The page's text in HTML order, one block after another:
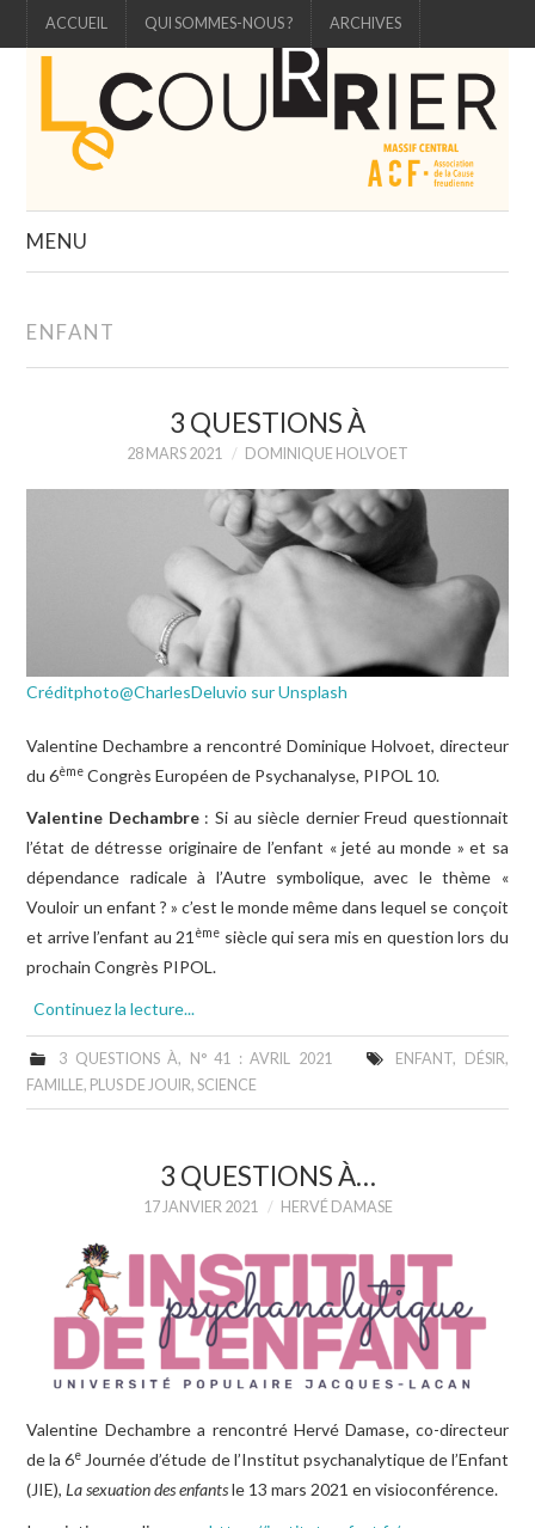
ACCUEIL QUI SOMMES-NOUS ? ARCHIVES
MENU
ÉTUDE
3 QUESTIONS À
LIRE, ÉCOUTER, VOIR
ÉCHOS DES ACTIVITÉS
ENFANT
3 QUESTIONS À
28 MARS 2021 DOMINIQUE HOLVOET
Créditphoto@CharlesDeluvio sur Unsplash
Valentine Dechambre a rencontré Dominique Holvoet, directeur
du 6ème Congrès Européen de Psychanalyse, PIPOL 10.
Valentine Dechambre: Si au siècle dernier Freud questionnait
l’état de détresse originaire de l’enfant « jeté au monde » et sa
dépendance radicale à l’Autre symbolique, avec le thème «
Vouloir un enfant ? » c’est le monde même dans lequel se conçoit
et arrive l’enfant au 21 ème siècle qui sera mis en question lors du
prochain Congrès PIPOL.
Continuez la lecture...
3 QUESTIONS À, N° 41 : AVRIL 2021 ENFANT, DÉSIR,
FAMILLE, PLUS DE JOUIR,SCIENCE
3 QUESTIONS À…
17 JANVIER 2021 HERVÉ DAMASE
Valentine Dechambre a rencontré Hervé Damase, co-directeur
de la 6e Journée d’étude de l’Institut psychanalytique de l’Enfant
(JIE),La sexuation des enfantsle 13 mars 2021 en visioconférence.